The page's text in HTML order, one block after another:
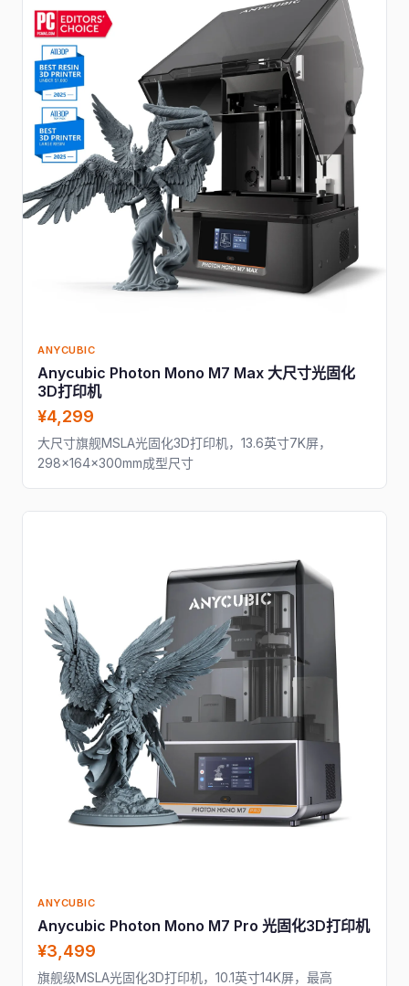
ANYCUBIC
Anycubic Photon Mono M7 Max 大尺寸光固化
3D打印机
¥4,299
大尺寸旗舰MSLA光固化3D打印机，13.6英寸7K屏，
298×164×300mm成型尺寸
ANYCUBIC
Anycubic Photon Mono M7 Pro 光固化3D打印机
¥3,499
旗舰级MSLA光固化3D打印机，10.1英寸14K屏，最高